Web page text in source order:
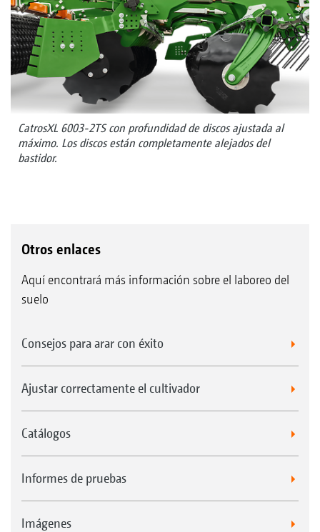
CatrosXL 6003-2TS con profundidad de discos ajustada al
máximo. Los discos están completamente alejados del
bastidor.
Otros enlaces
Aquí encontrará más información sobre el laboreo del
suelo
Consejos para arar con éxito
Ajustar correctamente el cultivador
Catálogos
Informes de pruebas
Imágenes